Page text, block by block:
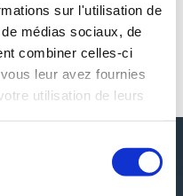
sur l'utilisation de
médias sociaux, de
combiner celles-ci
leur avez fournies
utilisation de leurs
PISTIS